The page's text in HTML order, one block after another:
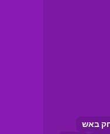
באש